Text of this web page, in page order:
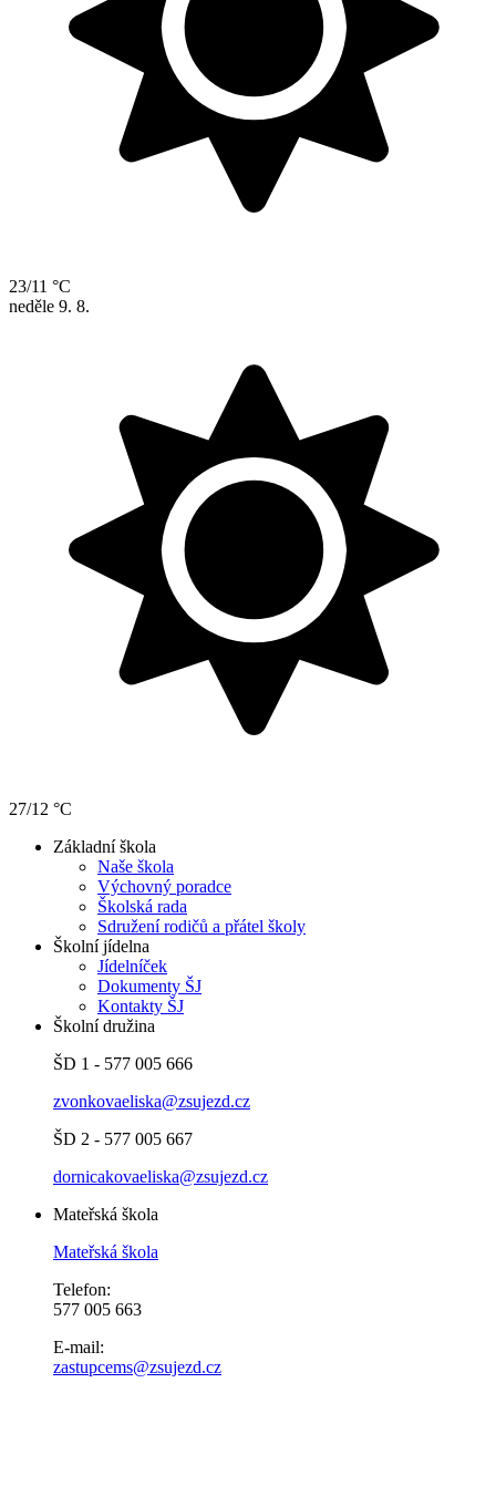
23/11 °C
neděle 9. 8.
27/12 °C
Základní škola
Naše škola
Výchovný poradce
Školská rada
Sdružení rodičů a přátel školy
Školní jídelna
Jídelníček
Dokumenty ŠJ
Kontakty ŠJ
Školní družina
ŠD 1 - 577 005 666
zvonkovaeliska@zsujezd.cz
ŠD 2 - 577 005 667
dornicakovaeliska@zsujezd.cz
Mateřská škola
Mateřská škola
Telefon:
577 005 663
E-mail:
zastupcems@zsujezd.cz